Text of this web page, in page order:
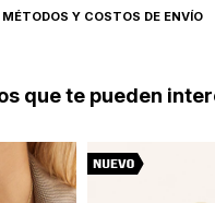
MÉTODOS Y COSTOS DE ENVÍO
que te pueden